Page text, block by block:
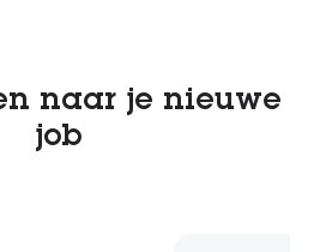
naar je nieuwe
job